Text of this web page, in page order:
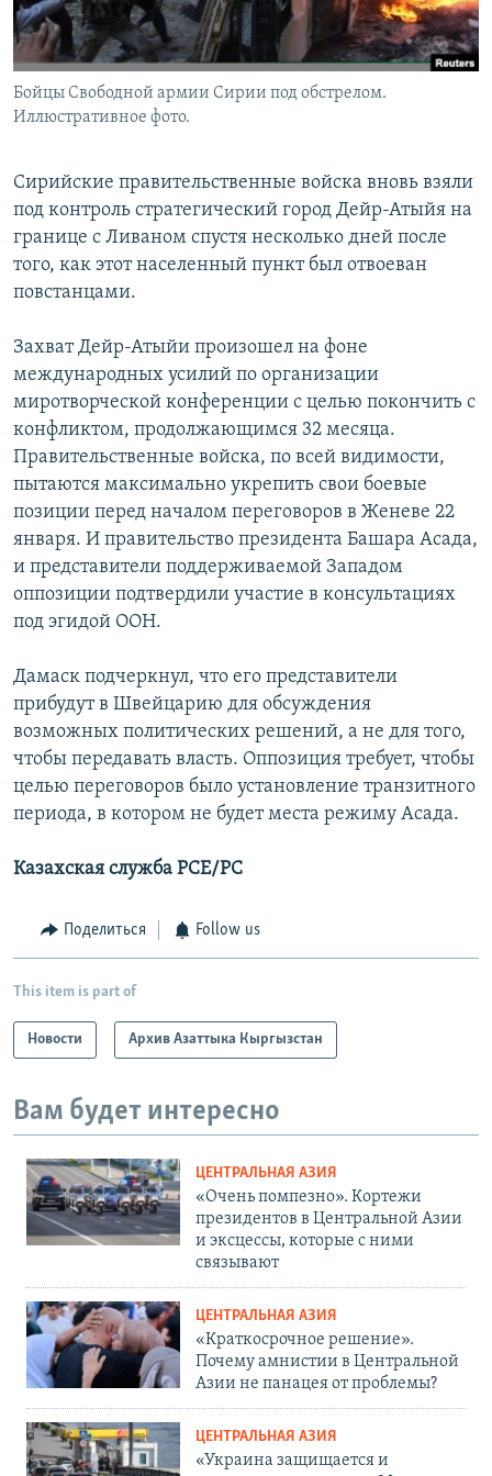
Бойцы Свободной армии Сирии под обстрелом.
Иллюстративное фото.
Сирийские правительственные войска вновь взяли
под контроль стратегический город Дейр-Атыйя на
границе с Ливаном спустя несколько дней после
того, как этот населенный пункт был отвоеван
повстанцами.
Захват Дейр-Атыйи произошел на фоне
международных усилий по организации
миротворческой конференции с целью покончить с
конфликтом, продолжающимся 32 месяца.
Правительственные войска, по всей видимости,
пытаются максимально укрепить свои боевые
позиции перед началом переговоров в Женеве 22
января. И правительство президента Башара Асада,
и представители поддерживаемой Западом
оппозиции подтвердили участие в консультациях
под эгидой ООН.
Дамаск подчеркнул, что его представители
прибудут в Швейцарию для обсуждения
возможных политических решений, а не для того,
чтобы передавать власть. Оппозиция требует, чтобы
целью переговоров было установление транзитного
периода, в котором не будет места режиму Асада.
Казахская служба РСЕ/РС
Поделиться Follow us
This item is part of
Новости Архив Азаттыка Кыргызстан
Вам будет интересно
ЦЕНТРАЛЬНАЯ АЗИЯ
«Очень помпезно». Кортежи
президентов в Центральной Азии
и эксцессы, которые с ними
связывают
ЦЕНТРАЛЬНАЯ АЗИЯ
«Краткосрочное решение».
Почему амнистии в Центральной
Азии не панацея от проблемы?
ЦЕНТРАЛЬНАЯ АЗИЯ
«Украина защищается и